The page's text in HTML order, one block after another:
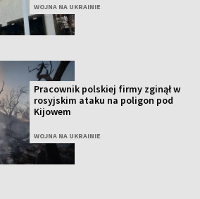
WOJNA NA UKRAINIE
Pracownik polskiej firmy zginął w
rosyjskim ataku na poligon pod
Kijowem
WOJNA NA UKRAINIE